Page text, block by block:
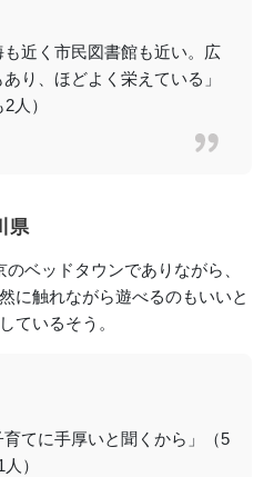
も近く市民図書館も近い。広
り、ほどよく栄えている」
人）
県
ベッドタウンでありながら、
に触れながら遊べるのもいいと
ているそう。
育てに手厚いと聞くから」（5
）